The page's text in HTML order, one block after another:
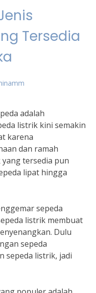
Tersedia
adalah
listrik kini semakin
karena
dan ramah
tersedia pun
lipat hingga
sepeda
listrik membuat
Dulu
sepeda
sepeda listrik, jadi